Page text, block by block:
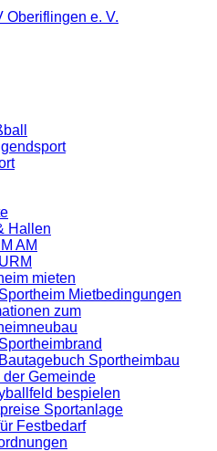
Hallen
AM
mieten
Sportheim Mietbedingungen
zum
Sportheimbrand
Bautagebuch Sportheimbau
Gemeinde
bespielen
Sportanlage
Festbedarf